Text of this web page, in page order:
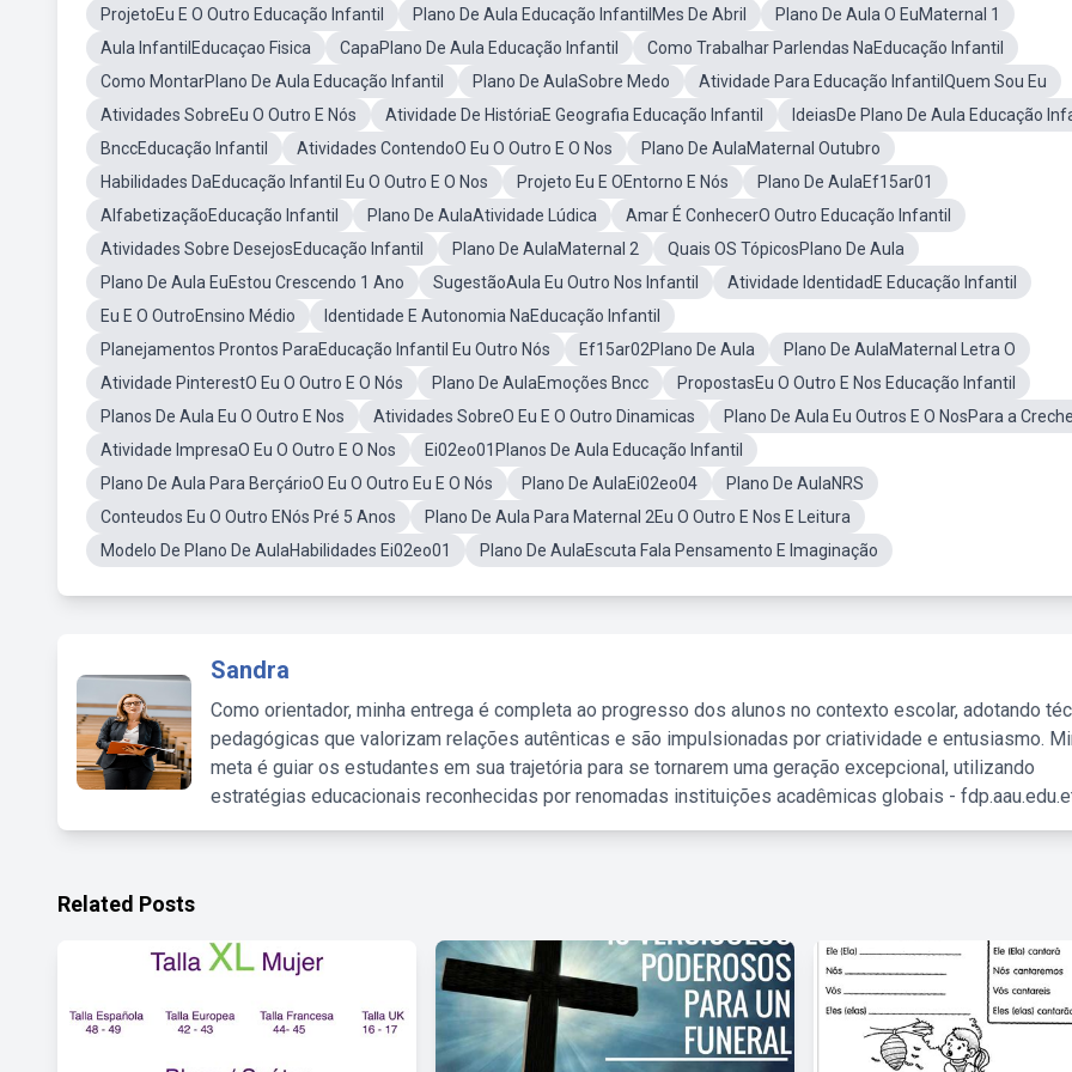
ProjetoEu E O Outro Educação Infantil
Plano De Aula Educação InfantilMes De Abril
Plano De Aula O EuMaternal 1
Aula InfantilEducaçao Fisica
CapaPlano De Aula Educação Infantil
Como Trabalhar Parlendas NaEducação Infantil
Como MontarPlano De Aula Educação Infantil
Plano De AulaSobre Medo
Atividade Para Educação InfantilQuem Sou Eu
Atividades SobreEu O Outro E Nós
Atividade De HistóriaE Geografia Educação Infantil
IdeiasDe Plano De Aula Educação
BnccEducação Infantil
Atividades ContendoO Eu O Outro E O Nos
Plano De AulaMaternal Outubro
Habilidades DaEducação Infantil Eu O Outro E O Nos
Projeto Eu E OEntorno E Nós
Plano De AulaEf15ar01
AlfabetizaçãoEducação Infantil
Plano De AulaAtividade Lúdica
Amar É ConhecerO Outro Educação Infantil
Atividades Sobre DesejosEducação Infantil
Plano De AulaMaternal 2
Quais OS TópicosPlano De Aula
Plano De Aula EuEstou Crescendo 1 Ano
SugestãoAula Eu Outro Nos Infantil
Atividade IdentidadE Educação Infantil
Eu E O OutroEnsino Médio
Identidade E Autonomia NaEducação Infantil
Planejamentos Prontos ParaEducação Infantil Eu Outro Nós
Ef15ar02Plano De Aula
Plano De AulaMaternal Letra O
Atividade PinterestO Eu O Outro E O Nós
Plano De AulaEmoções Bncc
PropostasEu O Outro E Nos Educação Infantil
Planos De Aula Eu O Outro E Nos
Atividades SobreO Eu E O Outro Dinamicas
Plano De Aula Eu Outros E O NosPara a Creche
Atividade ImpresaO Eu O Outro E O Nos
Ei02eo01Planos De Aula Educação Infantil
Plano De Aula Para BerçárioO Eu O Outro Eu E O Nós
Plano De AulaEi02eo04
Plano De AulaNRS
Conteudos Eu O Outro ENós Pré 5 Anos
Plano De Aula Para Maternal 2Eu O Outro E Nos E Leitura
Modelo De Plano De AulaHabilidades Ei02eo01
Plano De AulaEscuta Fala Pensamento E Imaginação
Sandra
Como orientador, minha entrega é completa ao progresso dos alunos no contexto escolar, adotando
pedagógicas que valorizam relações autênticas e são impulsionadas por criatividade e entusiasmo.
meta é guiar os estudantes em sua trajetória para se tornarem uma geração excepcional, utilizando
estratégias educacionais reconhecidas por renomadas instituições acadêmicas globais -
Related Posts